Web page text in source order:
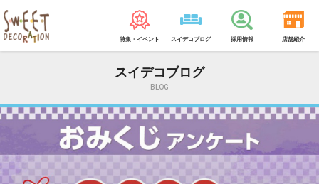
特集・イベント スイデコブログ 採用情報 店舗紹介
スイデコブログ
BLOG